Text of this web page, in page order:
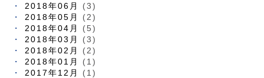
2018年06月
(3)
2018年05月
(2)
2018年04月
(5)
2018年03月
(3)
2018年02月
(2)
2018年01月
(1)
2017年12月
(1)